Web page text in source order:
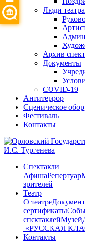
Люди театра
Архив
Документы
COVID-19
Антитеррор
Сценическое
Фестиваль
Контакты
Спектакли
АфишаРепертуар
зрителей
Театр
О театре
сертификаты
спектаклейМузей
«РУССКАЯ
Контакты